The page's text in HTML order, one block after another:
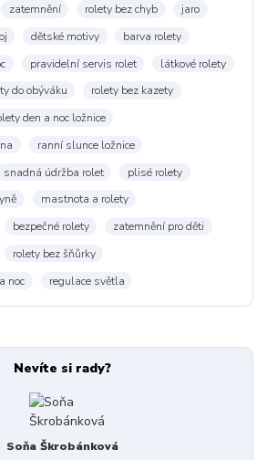
zatemnění rolety bez chyb
jaro
dětské motivy
barva rolety
pravidelní servis rolet
látkové rolety
do obýváku
rolety bez kazety
den a noc ložnice
ranní slunce ložnice
snadná údržba rolet
plisé rolety
mastnota a rolety
bezpečné rolety
zatemnění pro děti
rolety bez šňůrky
noc
regulace světla
Nevíte si rady?
Soňa Škrobánková